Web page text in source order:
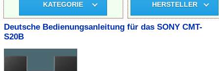
KATEGORIE HERSTELLER
Deutsche Bedienungsanleitung für das SONY CMT-
S20B